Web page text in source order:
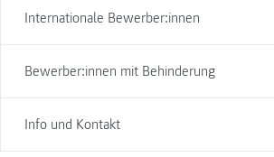
Internationale Bewerber:innen
Bewerber:innen mit Behinderung
Info und Kontakt